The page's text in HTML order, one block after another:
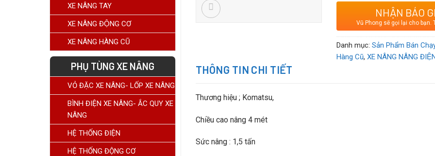
XE NÂNG TAY
XE NÂNG ĐỘNG CƠ
XE NÂNG HÀNG CŨ
PHỤ TÙNG XE NÂNG
VỎ ĐẶC XE NÂNG- LỐP XE NÂNG
BÌNH ĐIỆN XE NÂNG- ẮC QUY XE
NÂNG
HỆ THỐNG ĐIỆN
HỆ THỐNG ĐỘNG CƠ
Động cơ: điện
NHẬN BÁO
Vũ Phong sẽ gọi lại cho bạn.
Danh mục: Sản Phẩm Bán
Hàng Cũ, XE NÂNG NÂNG
THÔNG TIN CHI TIẾT
Thương hiệu ; Komatsu,
Chiều cao nâng 4 mét
Sức nâng : 1,5 tấn